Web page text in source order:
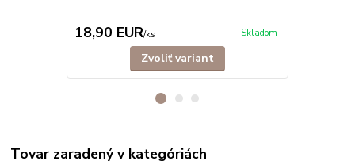
18,90 EUR/ks Skladom
Zvoliť variant
Tovar zaradený v kategóriách